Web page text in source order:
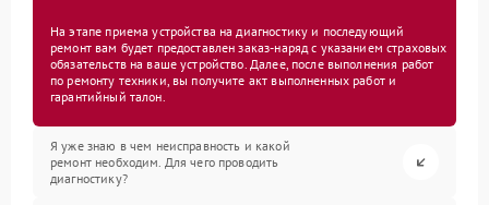
На этапе приема устройства на диагностику и последующий
ремонт вам будет предоставлен заказ-наряд с указанием страховых
обязательств на ваше устройство. Далее, после выполнения работ
по ремонту техники, вы получите акт выполненных работ и
гарантийный талон.
Я уже знаю в чем неисправность и какой
ремонт необходим. Для чего проводить
диагностику?